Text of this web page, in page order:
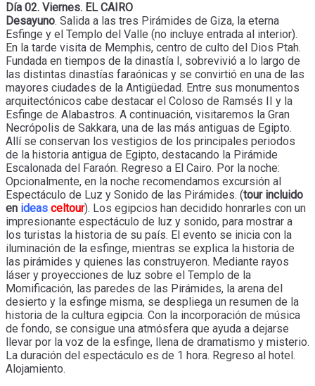
Día 02. Viernes. EL CAIRO
Desayuno. Salida a las tres Pirámides de Giza, la eterna
Esfinge y el Templo del Valle (no incluye entrada al interior).
En la tarde visita de Memphis, centro de culto del Dios Ptah.
Fundada en tiempos de la dinastía I, sobrevivió a lo largo de
las distintas dinastías faraónicas y se convirtió en una de las
mayores ciudades de la Antigüedad. Entre sus monumentos
arquitectónicos cabe destacar el Coloso de Ramsés II y la
Esfinge de Alabastros. A continuación, visitaremos la Gran
Necrópolis de Sakkara, una de las más antiguas de Egipto.
Allí se conservan los vestigios de los principales periodos
de la historia antigua de Egipto, destacando la Pirámide
Escalonada del Faraón. Regreso a El Cairo. Por la noche:
Opcionalmente, en la noche recomendamos excursión al
Espectáculo de Luz y Sonido de las Pirámides. (tour incluido
en ideas celtour). Los egipcios han decidido honrarles con un
impresionante espectáculo de luz y sonido, para mostrar a
los turistas la historia de su país. El evento se inicia con la
iluminación de la esfinge, mientras se explica la historia de
las pirámides y quienes las construyeron. Mediante rayos
láser y proyecciones de luz sobre el Templo de la
Momificación, las paredes de las Pirámides, la arena del
desierto y la esfinge misma, se despliega un resumen de la
historia de la cultura egipcia. Con la incorporación de música
de fondo, se consigue una atmósfera que ayuda a dejarse
llevar por la voz de la esfinge, llena de dramatismo y misterio.
La duración del espectáculo es de 1 hora. Regreso al hotel.
Alojamiento.